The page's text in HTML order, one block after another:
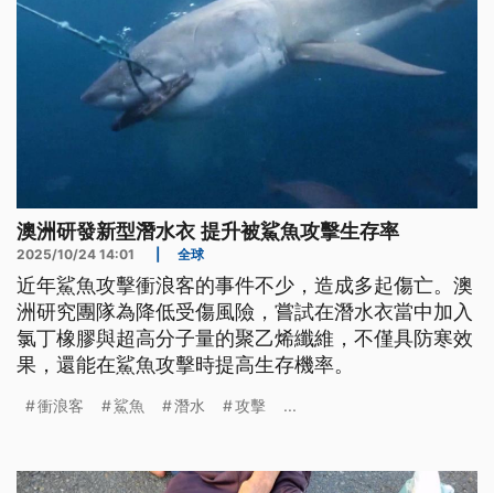
澳洲研發新型潛水衣 提升被鯊魚攻擊生存率
2025/10/24 14:01 全球
近年鯊魚攻擊衝浪客的事件不少，造成多起傷亡。澳
洲研究團隊為降低受傷風險，嘗試在潛水衣當中加入
氯丁橡膠與超高分子量的聚乙烯纖維，不僅具防寒效
果，還能在鯊魚攻擊時提高生存機率。
衝浪客 鯊魚 潛水 攻擊 ...